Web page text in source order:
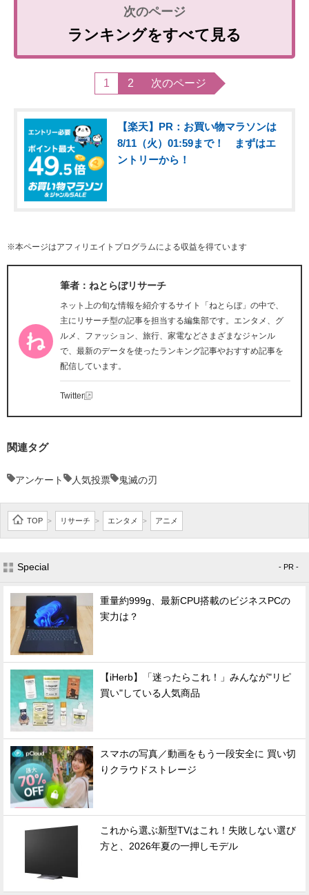
ランキングをすべて見る
1 2 次のページ
【楽天】PR：お買い物マラソンは
8/11（火）01:59まで！ まずはエ
ントリーから！
※本ページはアフィリエイトプログラムによる収益を得ています
筆者：ねとらぼリサーチ
ネット上の旬な情報を紹介するサイト「ねとらぼ」の中で、
主にリサーチ型の記事を担当する編集部です。エンタメ、グ
ルメ、ファッション、旅行、家電などさまざまなジャンル
で、最新のデータを使ったランキング記事やおすすめ記事を
配信しています。
Twitter
関連タグ
アンケート 人気投票 鬼滅の刃
TOP > リサーチ > エンタメ > アニメ
Special - PR -
重量約999g、最新CPU搭載のビジネスPCの
実力は？
【iHerb】「迷ったらこれ！」みんなが"リピ
買い"している人気商品
スマホの写真／動画をもう一段安全に 買い切
りクラウドストレージ
これから選ぶ新型TVはこれ！失敗しない選び
方と、2026年夏の一押しモデル